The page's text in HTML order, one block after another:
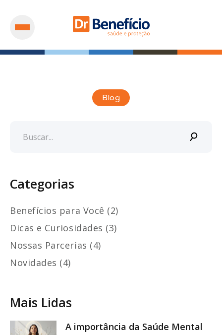
Blog
Categorias
Benefícios para Você (2)
Dicas e Curiosidades (3)
Nossas Parcerias (4)
Novidades (4)
Mais Lidas
A importância da Saúde Mental